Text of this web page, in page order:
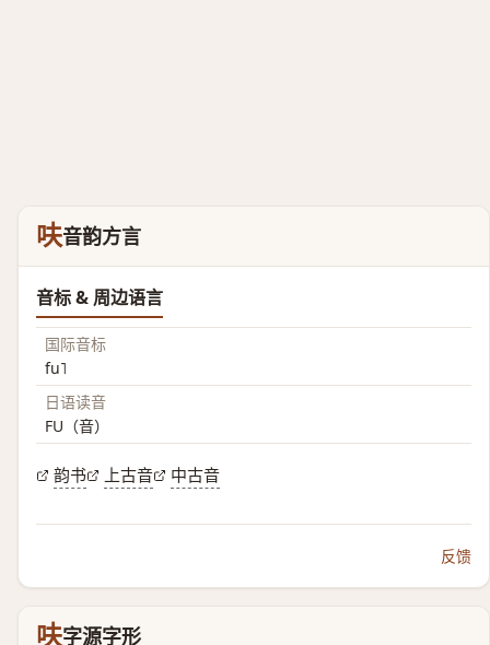
呋音韵方言
音标 & 周边语言
国际音标
fu˥
日语读音
FU（音）
韵书 上古音 中古音
反馈
呋字源字形